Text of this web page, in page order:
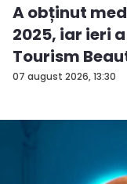
07 august 2026, 13:30
A obținut
2025, iar ieri
Tourism
Andreea...